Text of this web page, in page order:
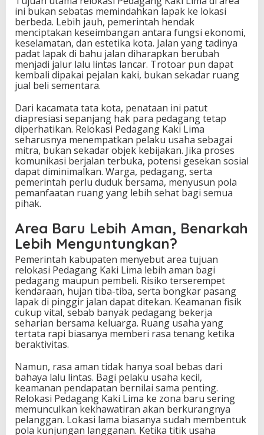
ini bukan sebatas memindahkan lapak ke lokasi
berbeda. Lebih jauh, pemerintah hendak
menciptakan keseimbangan antara fungsi ekonomi,
keselamatan, dan estetika kota. Jalan yang tadinya
padat lapak di bahu jalan diharapkan berubah
menjadi jalur lalu lintas lancar. Trotoar pun dapat
kembali dipakai pejalan kaki, bukan sekadar ruang
jual beli sementara.
Dari kacamata tata kota, penataan ini patut
diapresiasi sepanjang hak para pedagang tetap
diperhatikan. Relokasi Pedagang Kaki Lima
seharusnya menempatkan pelaku usaha sebagai
mitra, bukan sekadar objek kebijakan. Jika proses
komunikasi berjalan terbuka, potensi gesekan sosial
dapat diminimalkan. Warga, pedagang, serta
pemerintah perlu duduk bersama, menyusun pola
pemanfaatan ruang yang lebih sehat bagi semua
pihak.
Area Baru Lebih Aman, Benarkah
Lebih Menguntungkan?
Pemerintah kabupaten menyebut area tujuan
relokasi Pedagang Kaki Lima lebih aman bagi
pedagang maupun pembeli. Risiko terserempet
kendaraan, hujan tiba-tiba, serta bongkar pasang
lapak di pinggir jalan dapat ditekan. Keamanan fisik
cukup vital, sebab banyak pedagang bekerja
seharian bersama keluarga. Ruang usaha yang
tertata rapi biasanya memberi rasa tenang ketika
beraktivitas.
Namun, rasa aman tidak hanya soal bebas dari
bahaya lalu lintas. Bagi pelaku usaha kecil,
keamanan pendapatan bernilai sama penting.
Relokasi Pedagang Kaki Lima ke zona baru sering
memunculkan kekhawatiran akan berkurangnya
pelanggan. Lokasi lama biasanya sudah membentuk
pola kunjungan langganan. Ketika titik usaha